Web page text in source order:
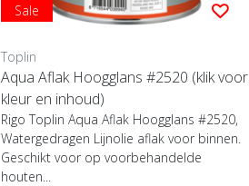
Sale
Toplin
Aqua Aflak Hoogglans #2520 (klik voor
kleur en inhoud)
Rigo Toplin Aqua Aflak Hoogglans #2520,
Watergedragen Lijnolie aflak voor binnen.
Geschikt voor op voorbehandelde
houten...